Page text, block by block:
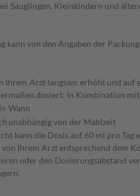
Säuglingen, Kleinkindern und
kann von den Angaben der
Ihrem Arzt langsam erhöht und
dosiert: In Kombination
Wann
unabhängig von der Mahlzeit
kann die Dosis auf 60 ml pro
Ihrem Arzt entsprechend dem
oder den Dosierungsabstand